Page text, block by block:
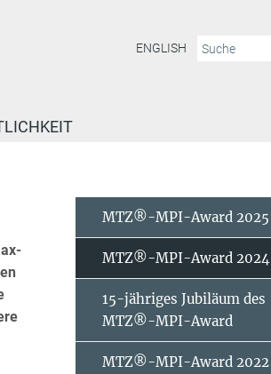
ENGLISH
MTZ®-MPI-Award 2025
MTZ®-MPI-Award 2024
15-jähriges Jubiläum des
MTZ®-MPI-Award
MTZ®-MPI-Award 2022